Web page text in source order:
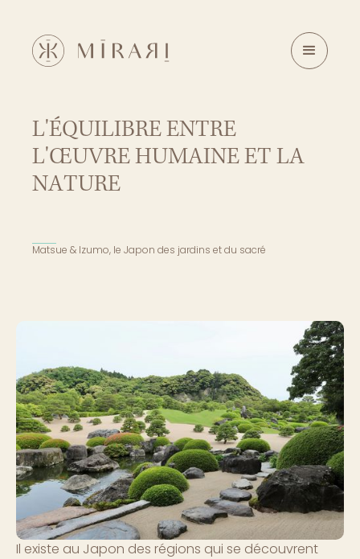
L'ÉQUILIBRE ENTRE
L'ŒUVRE HUMAINE ET LA
NATURE
Matsue & Izumo, le Japon des jardins et du sacré
Il existe au Japon des régions qui se découvrent